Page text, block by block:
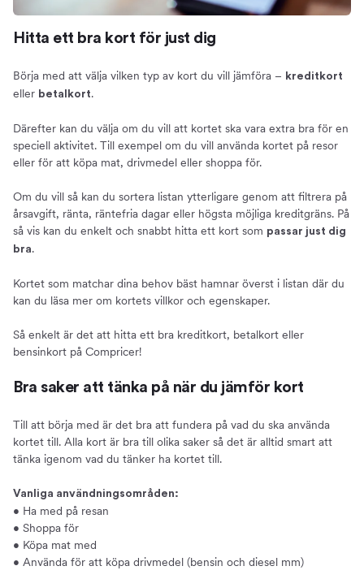
Hitta ett bra kort för just dig
Börja med att välja vilken typ av kort du vill jämföra – kreditkort
eller betalkort.
Därefter kan du välja om du vill att kortet ska vara extra bra för en
speciell aktivitet. Till exempel om du vill använda kortet på resor
eller för att köpa mat, drivmedel eller shoppa för.
Om du vill så kan du sortera listan ytterligare genom att filtrera på
årsavgift, ränta, räntefria dagar eller högsta möjliga kreditgräns. På
så vis kan du enkelt och snabbt hitta ett kort som passar just dig
bra.
Kortet som matchar dina behov bäst hamnar överst i listan där du
kan du läsa mer om kortets villkor och egenskaper.
Så enkelt är det att hitta ett bra kreditkort, betalkort eller
bensinkort på Compricer!
Bra saker att tänka på när du jämför kort
Till att börja med är det bra att fundera på vad du ska använda
kortet till. Alla kort är bra till olika saker så det är alltid smart att
tänka igenom vad du tänker ha kortet till.
Vanliga användningsområden:
• Ha med på resan
• Shoppa för
• Köpa mat med
• Använda för att köpa drivmedel (bensin och diesel mm)